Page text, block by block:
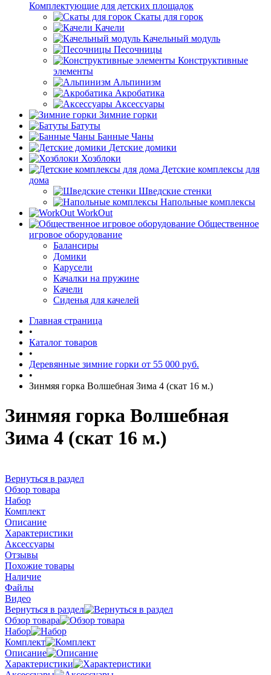
Комплектующие для детских площадок
Скаты для горок
Качели
Качельный модуль
Песочницы
Конструктивные
элементы
Альпинизм
Акробатика
Аксессуары
Зимние горки
Батуты
Банные Чаны
Детские домики
Хозблоки
Детские комплексы для
дома
Шведские стенки
Напольные комплексы
WorkOut
Общественное
игровое оборудование
Балансиры
Домики
Карусели
Качалки на пружине
Качели
Сиденья для качелей
Главная страница
•
Каталог товаров
•
Деревянные зимние горки от 55 000 руб.
•
Зинмяя горка Волшебная Зима 4 (скат 16 м.)
Зинмяя горка Волшебная
Зима 4 (скат 16 м.)
Вернуться в раздел
Обзор товара
Набор
Комплект
Описание
Характеристики
Аксессуары
Отзывы
Похожие товары
Наличие
Файлы
Видео
Вернуться в раздел
Обзор товара
Набор
Комплект
Описание
Характеристики